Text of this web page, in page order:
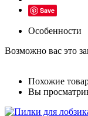
Save
Особенности
Возможно вас это
Похожие
Вы